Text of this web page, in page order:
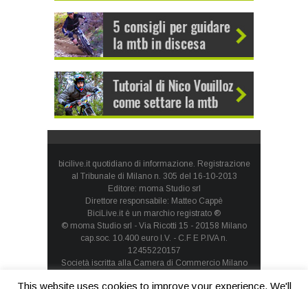
bicilive.it quotidiano di informazione. Registrazione
al Tribunale di Milano n. 305 del 16-10-2013
Editore: moma Studio srl
Direttore responsabile: Matteo Cappè
BiciLive.it è un marchio registrato ®
© moma Studio srl - Via Ricotti 15 - 20158 Milano
cap.soc. 10.400 euro I.V. - C.F E P.IVA n.
12455220157
Società iscritta alla Camera di Commercio Milano
This website uses cookies to improve your experience. We'll